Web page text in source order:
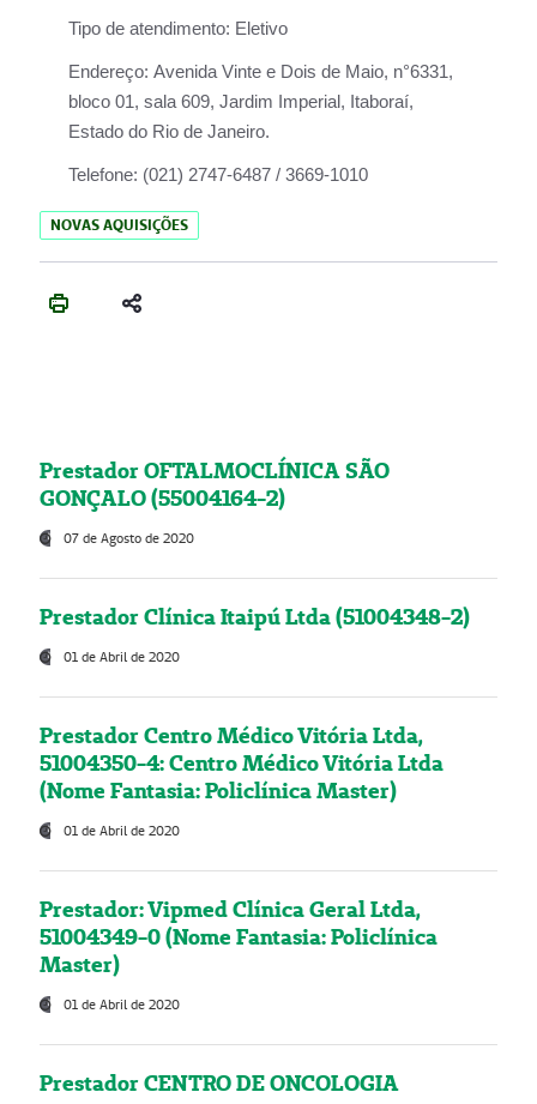
Tipo de atendimento: Eletivo
Endereço: Avenida Vinte e Dois de Maio, n°6331,
bloco 01, sala 609, Jardim Imperial, Itaboraí,
Estado do Rio de Janeiro.
Telefone: (021) 2747-6487 / 3669-1010
NOVAS AQUISIÇÕES
Prestador OFTALMOCLÍNICA SÃO
GONÇALO (55004164-2)
07 de Agosto de 2020
Prestador Clínica Itaipú Ltda (51004348-2)
01 de Abril de 2020
Prestador Centro Médico Vitória Ltda,
51004350-4: Centro Médico Vitória Ltda
(Nome Fantasia: Policlínica Master)
01 de Abril de 2020
Prestador: Vipmed Clínica Geral Ltda,
51004349-0 (Nome Fantasia: Policlínica
Master)
01 de Abril de 2020
Prestador CENTRO DE ONCOLOGIA